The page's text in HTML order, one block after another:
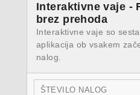
Interaktivne vaje -
brez prehoda
Interaktivne vaje so
aplikacija ob vsakem
nalog.
ŠTEVILO NALOG